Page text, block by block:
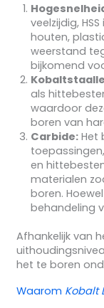
veelzijdig,
houten,
weerstand
bijkomend
als
waardoor
boren van
Carbide:Het
en
materialen
boren.
behandeling
Afhankelijk van
het te boren
Waarom Kobalt